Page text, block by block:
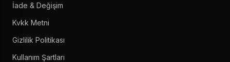
İade & Değişim
Kvkk Metni
Gizlilik Politikası
Kullanım Şartları